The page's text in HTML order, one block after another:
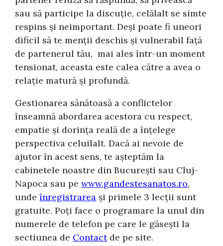
sau să participe la discuție, celălalt se simte
respins și neimportant. Deși poate fi uneori
dificil să te menții deschis și vulnerabil față
de partenerul tău, mai ales într-un moment
tensionat, aceasta este calea către a avea o
relație matură și profundă.
Gestionarea sănătoasă a conflictelor
înseamnă abordarea acestora cu respect,
empatie și dorința reală de a înțelege
perspectiva celuilalt. Dacă ai nevoie de
ajutor în acest sens, te așteptăm la
cabinetele noastre din București sau Cluj-
Napoca sau pewww.gandestesanatos.ro,
undeînregistrarea și primele 3 lecții sunt
gratuite. Poți face o programare la unul din
numerele de telefon pe care le găsești la
sectiunea de Contactde pe site.